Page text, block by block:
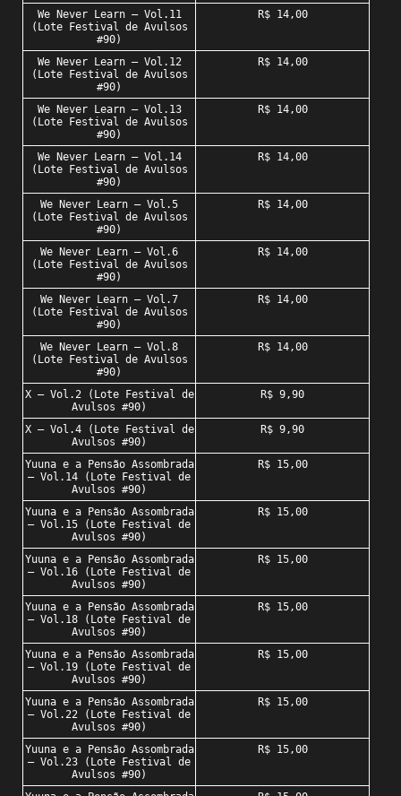
We Never Learn – Vol.11
(Lote Festival de Avulsos
#90)
R$ 14,00
We Never Learn – Vol.12
(Lote Festival de Avulsos
#90)
R$ 14,00
We Never Learn – Vol.13
(Lote Festival de Avulsos
#90)
R$ 14,00
We Never Learn – Vol.14
(Lote Festival de Avulsos
#90)
R$ 14,00
We Never Learn – Vol.5
(Lote Festival de Avulsos
#90)
R$ 14,00
We Never Learn – Vol.6
(Lote Festival de Avulsos
#90)
R$ 14,00
We Never Learn – Vol.7
(Lote Festival de Avulsos
#90)
R$ 14,00
We Never Learn – Vol.8
(Lote Festival de Avulsos
#90)
R$ 14,00
X – Vol.2 (Lote Festival de
Avulsos #90)
R$ 9,90
X – Vol.4 (Lote Festival de
Avulsos #90)
R$ 9,90
Yuuna e a Pensão Assombrada
– Vol.14 (Lote Festival de
Avulsos #90)
R$ 15,00
Yuuna e a Pensão Assombrada
– Vol.15 (Lote Festival de
Avulsos #90)
R$ 15,00
Yuuna e a Pensão Assombrada
– Vol.16 (Lote Festival de
Avulsos #90)
R$ 15,00
Yuuna e a Pensão Assombrada
– Vol.18 (Lote Festival de
Avulsos #90)
R$ 15,00
Yuuna e a Pensão Assombrada
– Vol.19 (Lote Festival de
Avulsos #90)
R$ 15,00
Yuuna e a Pensão Assombrada
– Vol.22 (Lote Festival de
Avulsos #90)
R$ 15,00
Yuuna e a Pensão Assombrada
– Vol.23 (Lote Festival de
Avulsos #90)
R$ 15,00